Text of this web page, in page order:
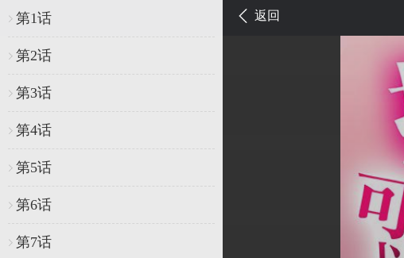
返回
第1话
第2话
第3话
第4话
第5话
第6话
第7话